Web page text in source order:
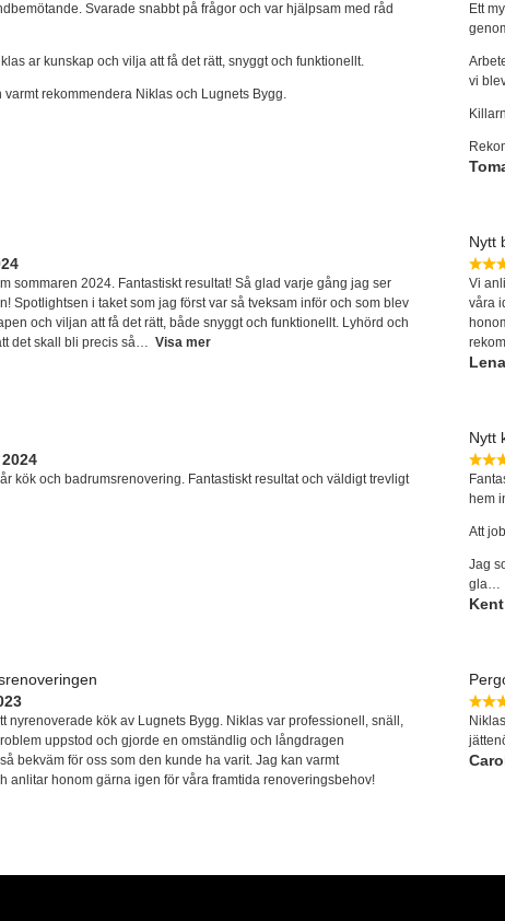
Svarade snabbt på frågor och var hjälpsam med råd
ar kunskap och vilja att få det rätt, snyggt och funktionellt.
rekommendera Niklas och Lugnets Bygg.
Ett
vi
sommaren 2024. Fantastiskt resultat! Så glad varje gång jag ser
Spotlightsen i taket som jag först var så tveksam inför och som blev
och viljan att få det rätt, både snyggt och funktionellt. Lyhörd och
det skall bli precis så
Visa mer
Nytt
Vi
våra
kök och badrumsrenovering. Fantastiskt resultat och väldigt trevligt
Nytt
hem
Att
Jag
gla
Kent
nyrenoverade kök av Lugnets Bygg. Niklas var professionell, snäll,
uppstod och gjorde en omständlig och långdragen
bekväm för oss som den kunde ha varit. Jag kan varmt
anlitar honom gärna igen för våra framtida renoveringsbehov!